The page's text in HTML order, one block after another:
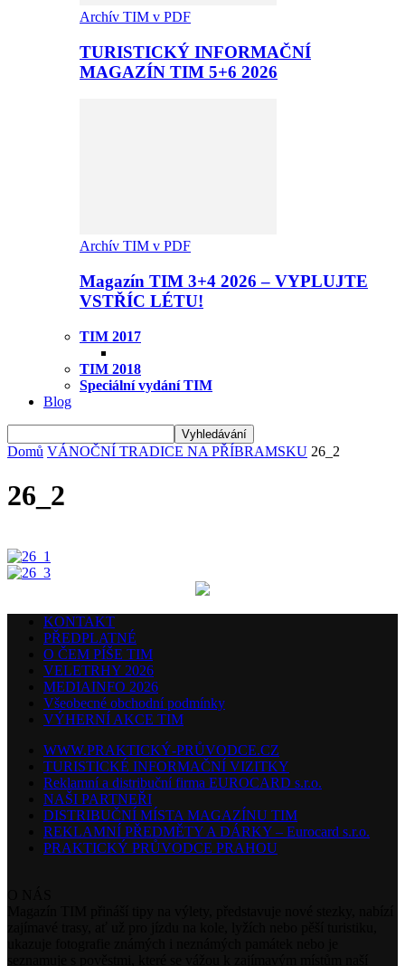
Archív TIM v PDF
TURISTICKÝ INFORMAČNÍ
MAGAZÍN TIM 5+6 2026
Archív TIM v PDF
Magazín TIM 3+4 2026 – VYPLUJTE
VSTŘÍC LÉTU!
TIM 2017
TIM 2018
Speciální vydání TIM
Blog
Domů VÁNOČNÍ TRADICE NA PŘÍBRAMSKU 26_2
26_2
KONTAKT
PŘEDPLATNÉ
O ČEM PÍŠE TIM
VELETRHY 2026
MEDIAINFO 2026
Všeobecné obchodní podmínky
VÝHERNÍ AKCE TIM
WWW.PRAKTICKÝ-PRŮVODCE.CZ
TURISTICKÉ INFORMAČNÍ VIZITKY
Reklamní a distribuční firma EUROCARD s.r.o.
NAŠI PARTNEŘI
DISTRIBUČNÍ MÍSTA MAGAZÍNU TIM
REKLAMNÍ PŘEDMĚTY A DÁRKY – Eurocard s.r.o.
PRAKTICKÝ PRŮVODCE PRAHOU